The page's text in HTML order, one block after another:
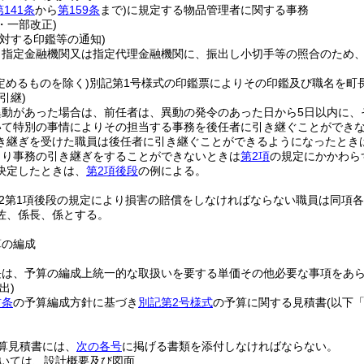
141条から第159条 まで)に規定する物品管理者に関する事務
一部改正)
する印鑑等の通知)
定金融機関又は指定代理金融機関に、振出し小切手等の照合のため
めるものを除く)別記第1号様式の印鑑票によりその印鑑及び職名を町
継)
があった場合は、前任者は、異動の発令のあった日から5日以内に
特別の事情によりその担当する事務を後任者に引き継ぐことがで
継ぎを受けた職員は後任者に引き継ぐことができるようになったと
事務の引き継ぎをすることができないときは第2項の規定にかかわ
したときは、 第2項後段の例による。
第1項後段の規定により損害の賠償をしなければならない職員は同項
係長、係とする。
編成
、予算の編成上統一的な取扱いを要する単価その他必要な事項をあ
)
の予算編成方針に基づき 別記第2号様式の予算に関する見積書(以下
見積書には、 次の各号に掲げる書類を添付しなければならない。
ては、設計概要及び図面